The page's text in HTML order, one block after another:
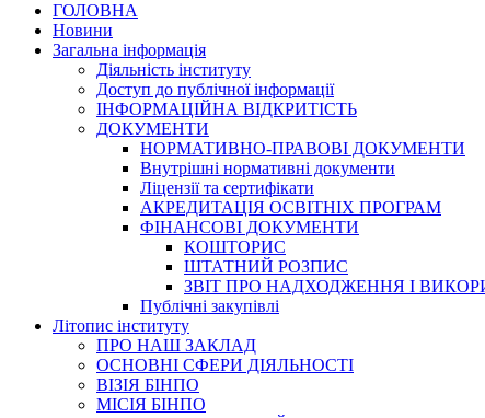
ГОЛОВНА
Новини
Загальна інформація
Діяльність інституту
Доступ до публічної інформації
ІНФОРМАЦІЙНА ВІДКРИТІСТЬ
ДОКУМЕНТИ
НОРМАТИВНО-ПРАВОВІ ДОКУМЕНТИ
Внутрішні нормативні документи
Ліцензії та сертифікати
АКРЕДИТАЦІЯ ОСВІТНІХ ПРОГРАМ
ФІНАНСОВІ ДОКУМЕНТИ
КОШТОРИС
ШТАТНИЙ РОЗПИС
ЗВІТ ПРО НАДХОДЖЕННЯ І
Публічні закупівлі
Літопис інституту
ПРО НАШ ЗАКЛАД
ОСНОВНІ СФЕРИ ДІЯЛЬНОСТІ
ВІЗІЯ БІНПО
МІСІЯ БІНПО